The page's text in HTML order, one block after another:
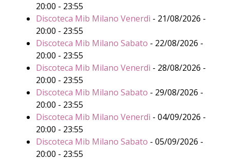
20:00 - 23:55
Discoteca Mib Milano Venerdì - 21/08/2026 -
20:00 - 23:55
Discoteca Mib Milano Sabato - 22/08/2026 -
20:00 - 23:55
Discoteca Mib Milano Venerdì - 28/08/2026 -
20:00 - 23:55
Discoteca Mib Milano Sabato - 29/08/2026 -
20:00 - 23:55
Discoteca Mib Milano Venerdì - 04/09/2026 -
20:00 - 23:55
Discoteca Mib Milano Sabato - 05/09/2026 -
20:00 - 23:55